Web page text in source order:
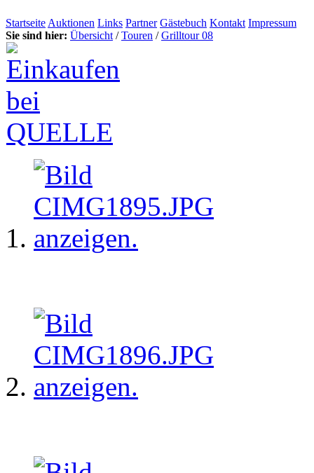
Startseite Auktionen Links Partner Gästebuch Kontakt Impressum
Sie sind hier: Übersicht /Touren /Grilltour 08